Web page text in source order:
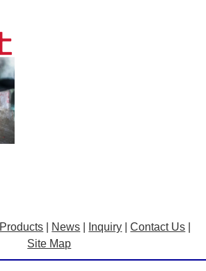
Products News Inquiry |Contact Us
Site Map